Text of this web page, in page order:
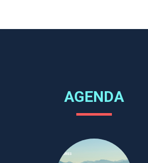
AGENDA